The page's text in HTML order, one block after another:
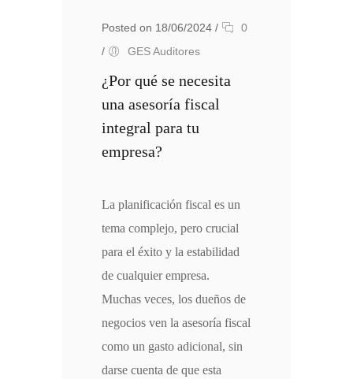
Posted on 18/06/2024 /
0
/
GES Auditores
¿Por qué se necesita
una asesoría fiscal
integral para tu
empresa?
La planificación fiscal es un
tema complejo, pero crucial
para el éxito y la estabilidad
de cualquier empresa.
Muchas veces, los dueños de
negocios ven la asesoría fiscal
como un gasto adicional, sin
darse cuenta de que esta